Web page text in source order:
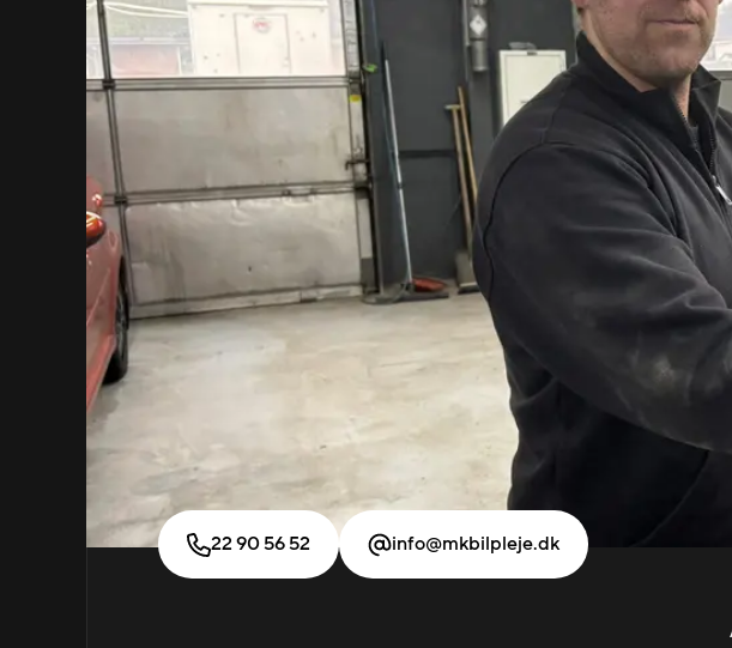
22 90 56 52 info@mkbilpleje.dk